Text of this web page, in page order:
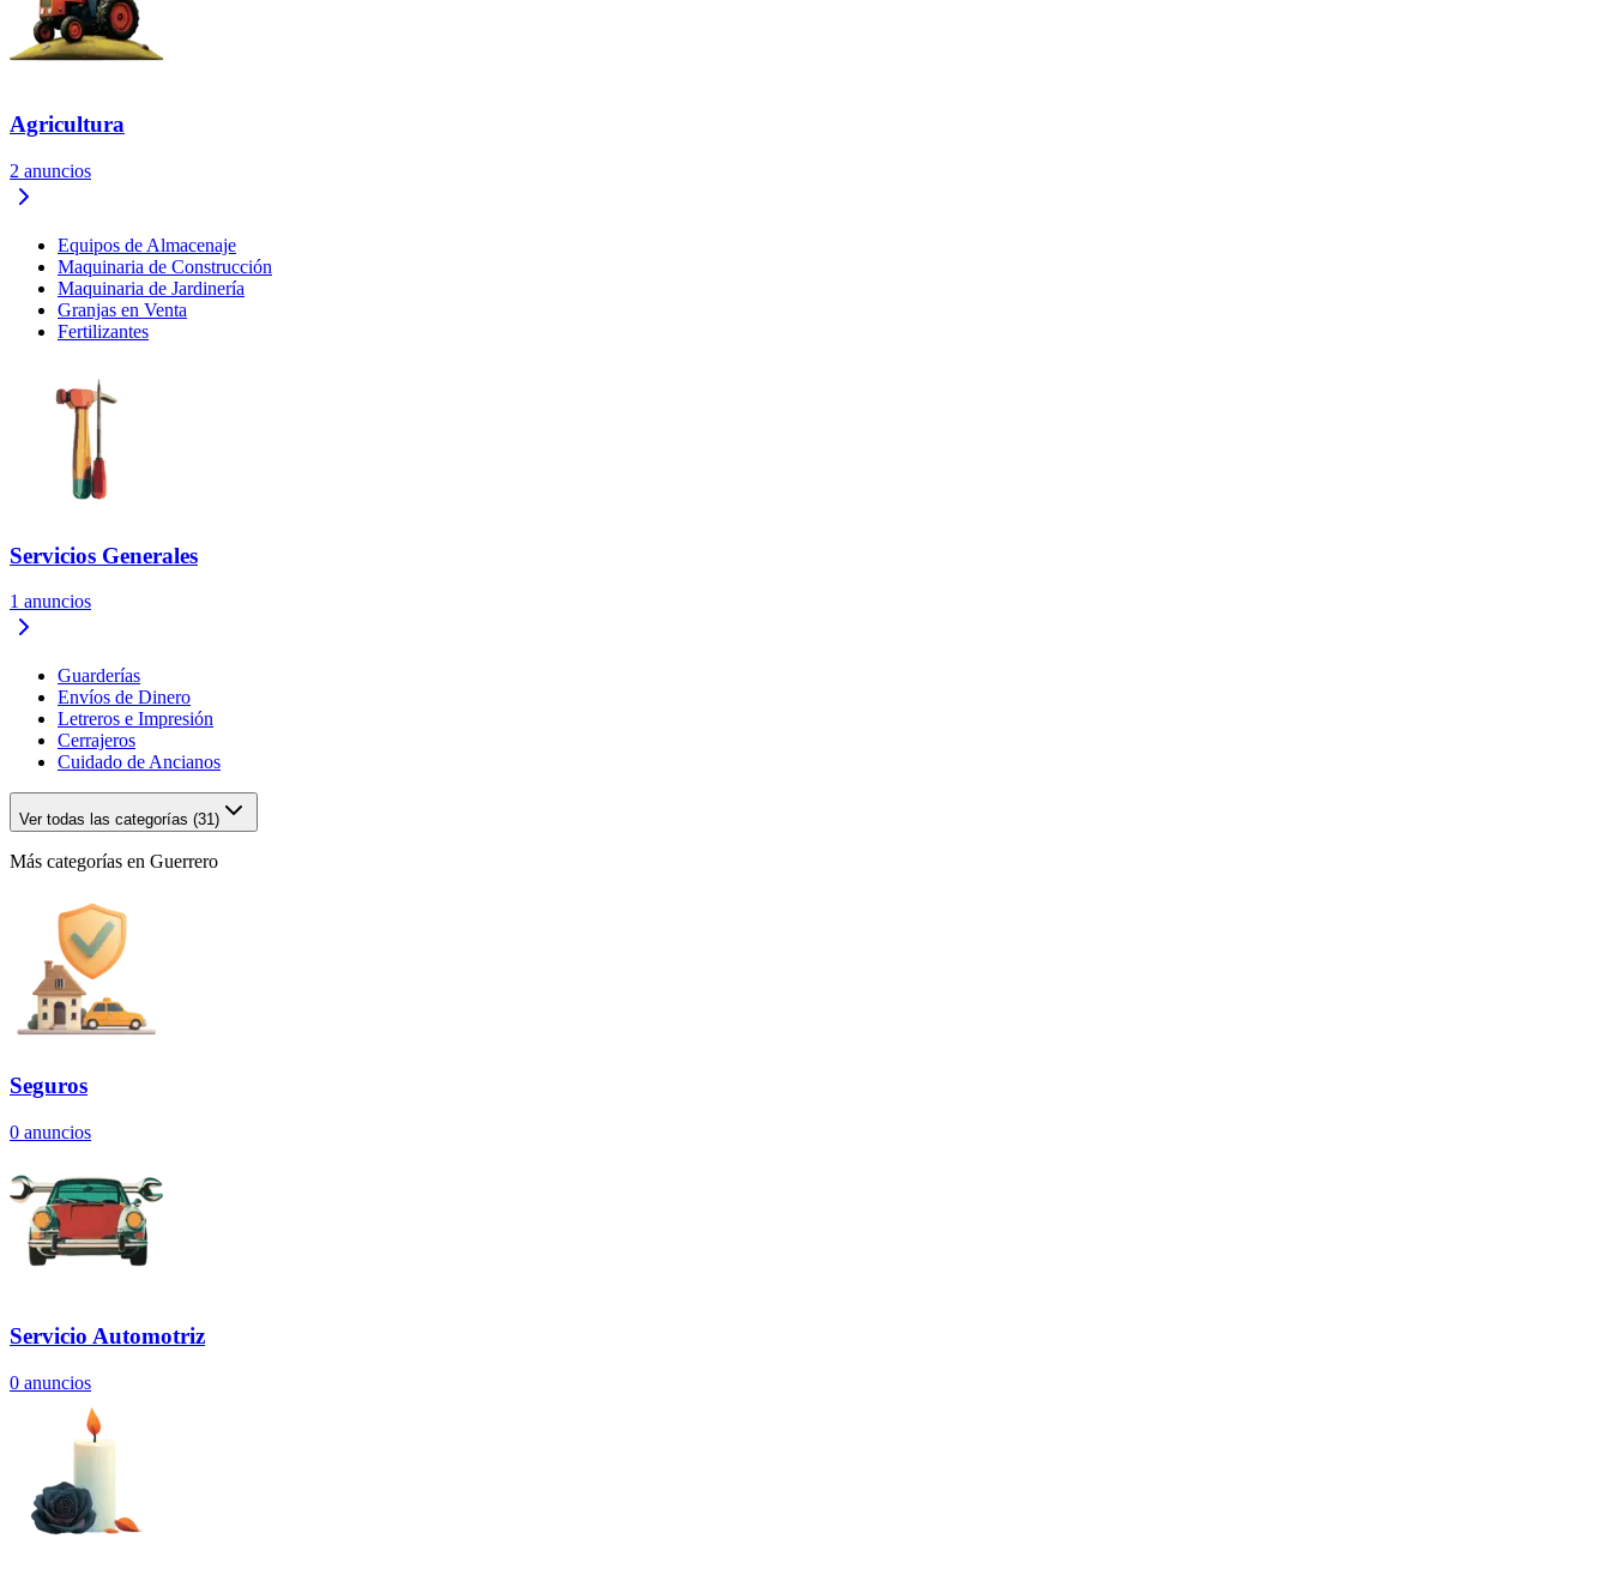
Agricultura
2 anuncios
Equipos de Almacenaje
Maquinaria de Construcción
Maquinaria de Jardinería
Granjas en Venta
Fertilizantes
Servicios Generales
1 anuncios
Guarderías
Envíos de Dinero
Letreros e Impresión
Cerrajeros
Cuidado de Ancianos
Ver todas las categorías (31)
Más categorías en Guerrero
Seguros
0 anuncios
Servicio Automotriz
0 anuncios